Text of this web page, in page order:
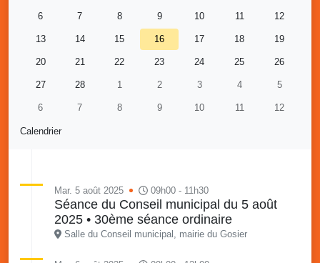
Calendrier
6 7 8 9 10 11 12
13 14 15 16 17 18 19
20 21 22 23 24 25 26
27 28 1 2 3 4 5
6 7 8 9 10 11 12
Mar. 5 août 2025 09h00 - 11h30
Séance du Conseil municipal du 5 août
2025 • 30ème séance ordinaire
Salle du Conseil municipal, mairie du Gosier